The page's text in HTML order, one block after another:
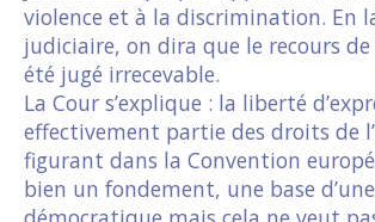
violence et à la discrimination. En
judiciaire, on dira que le recours de
été jugé irrecevable.
La Cour s’explique : la liberté
effectivement partie des droits de
figurant dans la Convention
bien un fondement, une base